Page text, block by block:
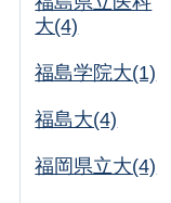
大(4)
福島学院大(1)
福島大(4)
福岡県立大(4)